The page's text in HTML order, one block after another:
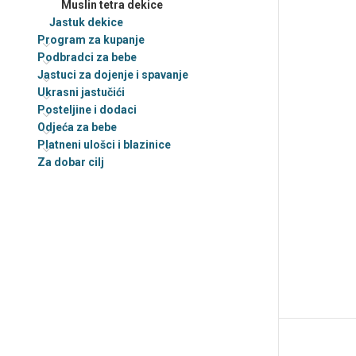
Muslin tetra dekice
Jastuk dekice
Program za kupanje
Podbradci za bebe
Jastuci za dojenje i spavanje
Ukrasni jastučići
Posteljine i dodaci
Odjeća za bebe
Platneni ulošci i blazinice
Za dobar cilj